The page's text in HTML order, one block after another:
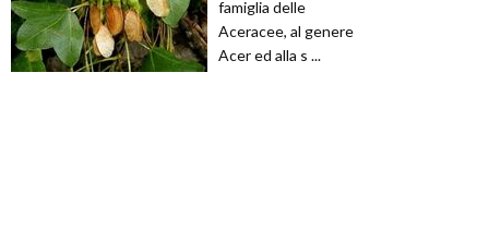
famiglia delle
Aceracee, al genere
Acer ed alla s ...